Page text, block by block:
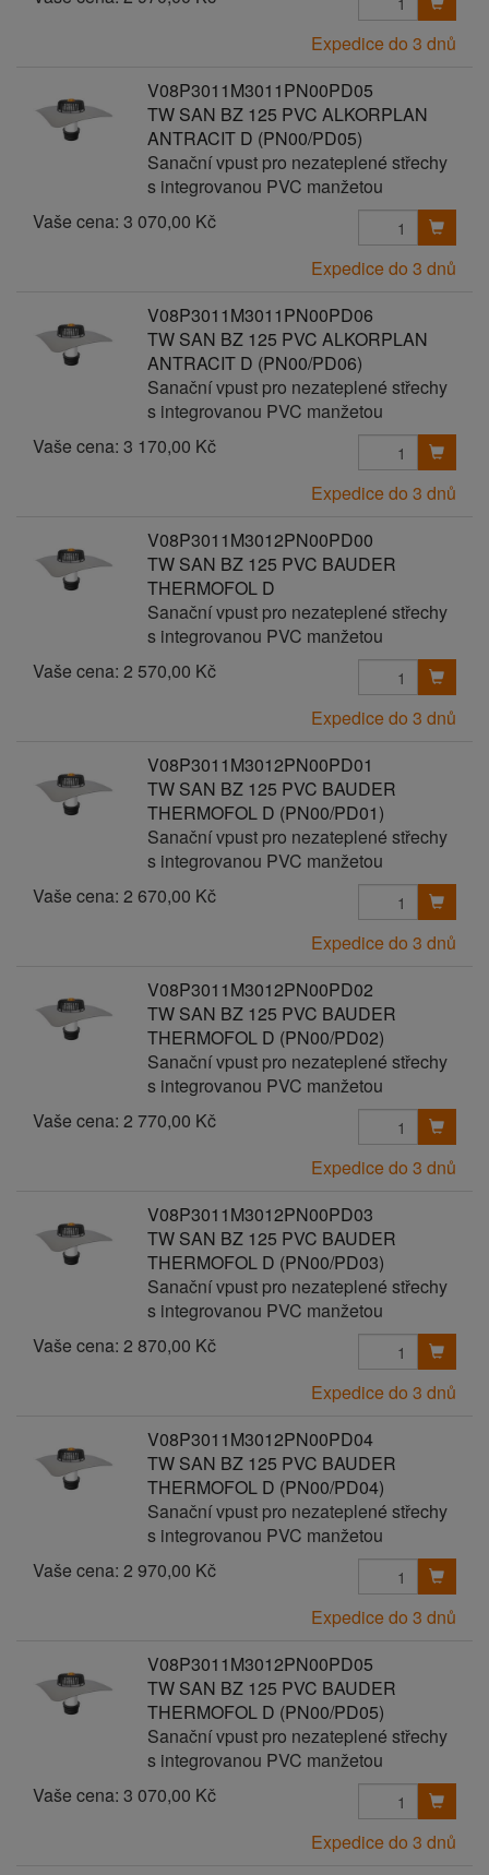
Expedice do 3 dnů
V08P3011M3011PN00PD05
TW SAN BZ 125 PVC ALKORPLAN
ANTRACIT D (PN00/PD05)
Sanační vpust pro nezateplené střechy
s integrovanou PVC manžetou
Vaše cena: 3 070,00 Kč
Expedice do 3 dnů
V08P3011M3011PN00PD06
TW SAN BZ 125 PVC ALKORPLAN
ANTRACIT D (PN00/PD06)
Sanační vpust pro nezateplené střechy
s integrovanou PVC manžetou
Vaše cena: 3 170,00 Kč
Expedice do 3 dnů
V08P3011M3012PN00PD00
TW SAN BZ 125 PVC BAUDER
THERMOFOL D
Sanační vpust pro nezateplené střechy
s integrovanou PVC manžetou
Vaše cena: 2 570,00 Kč
Expedice do 3 dnů
V08P3011M3012PN00PD01
TW SAN BZ 125 PVC BAUDER
THERMOFOL D (PN00/PD01)
Sanační vpust pro nezateplené střechy
s integrovanou PVC manžetou
Vaše cena: 2 670,00 Kč
Expedice do 3 dnů
V08P3011M3012PN00PD02
TW SAN BZ 125 PVC BAUDER
THERMOFOL D (PN00/PD02)
Sanační vpust pro nezateplené střechy
s integrovanou PVC manžetou
Vaše cena: 2 770,00 Kč
Expedice do 3 dnů
V08P3011M3012PN00PD03
TW SAN BZ 125 PVC BAUDER
THERMOFOL D (PN00/PD03)
Sanační vpust pro nezateplené střechy
s integrovanou PVC manžetou
Vaše cena: 2 870,00 Kč
Expedice do 3 dnů
V08P3011M3012PN00PD04
TW SAN BZ 125 PVC BAUDER
THERMOFOL D (PN00/PD04)
Sanační vpust pro nezateplené střechy
s integrovanou PVC manžetou
Vaše cena: 2 970,00 Kč
Expedice do 3 dnů
V08P3011M3012PN00PD05
TW SAN BZ 125 PVC BAUDER
THERMOFOL D (PN00/PD05)
Sanační vpust pro nezateplené střechy
s integrovanou PVC manžetou
Vaše cena: 3 070,00 Kč
Expedice do 3 dnů